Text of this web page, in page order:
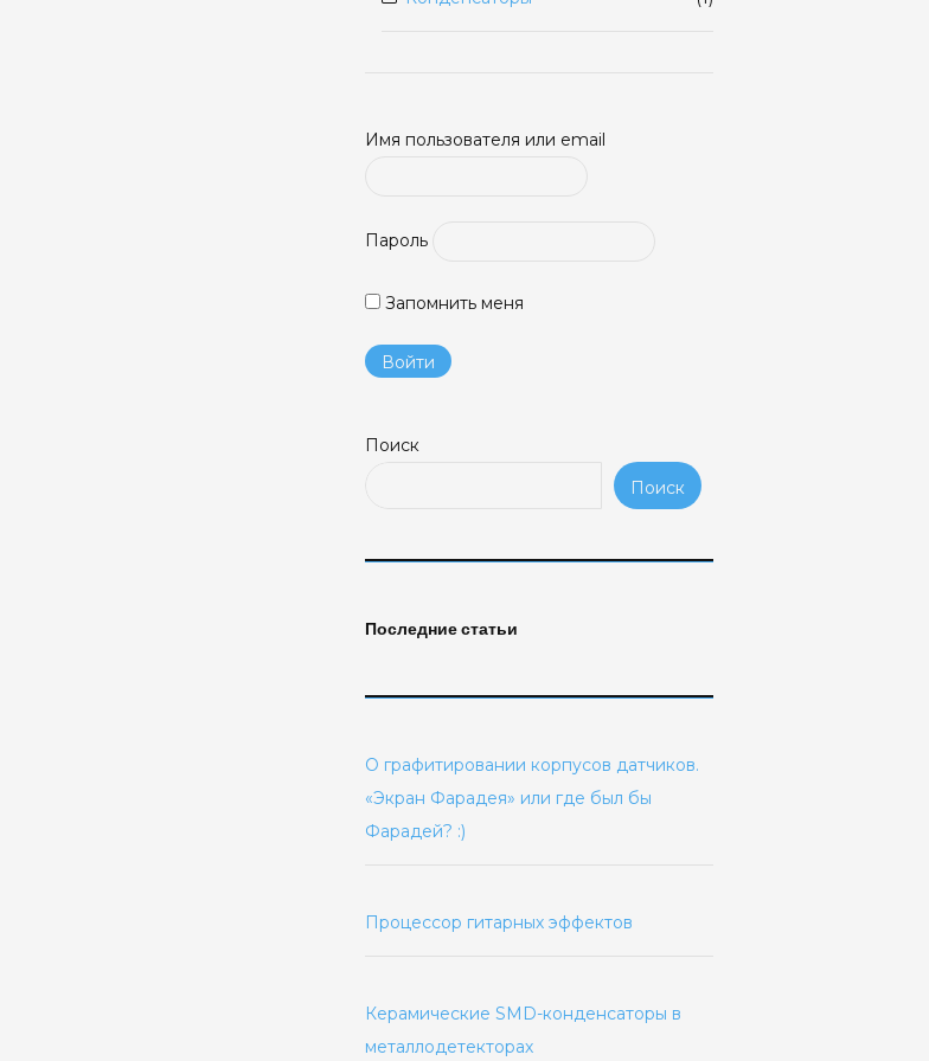
Имя пользователя или email
Пароль
Запомнить меня
Поиск
Поиск
Последние статьи
О графитировании корпусов датчиков.
«Экран Фарадея» или где был бы
Фарадей? :)
Процессор гитарных эффектов
Керамические SMD-конденсаторы в
металлодетекторах